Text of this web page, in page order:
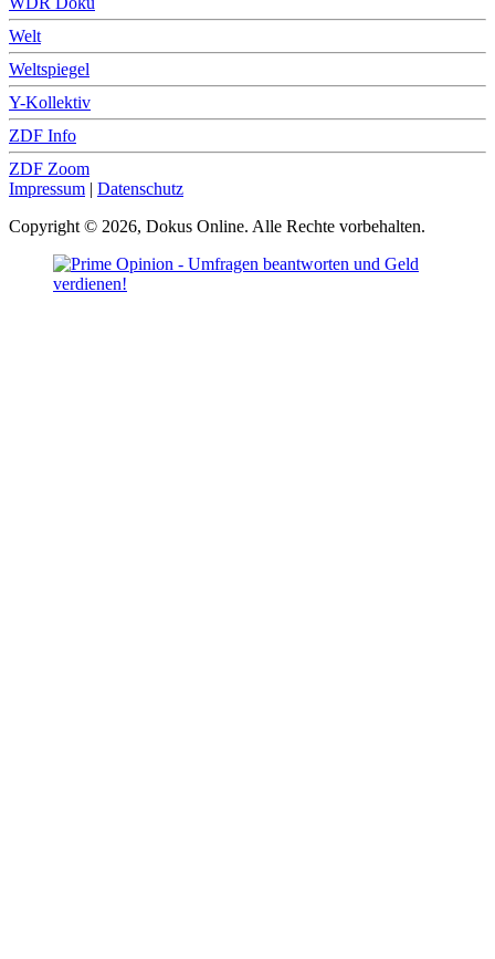
Welt
Weltspiegel
Y-Kollektiv
ZDF Info
ZDF Zoom
Impressum | Datenschutz
Copyright © 2026, Dokus Online. Alle Rechte vorbehalten.